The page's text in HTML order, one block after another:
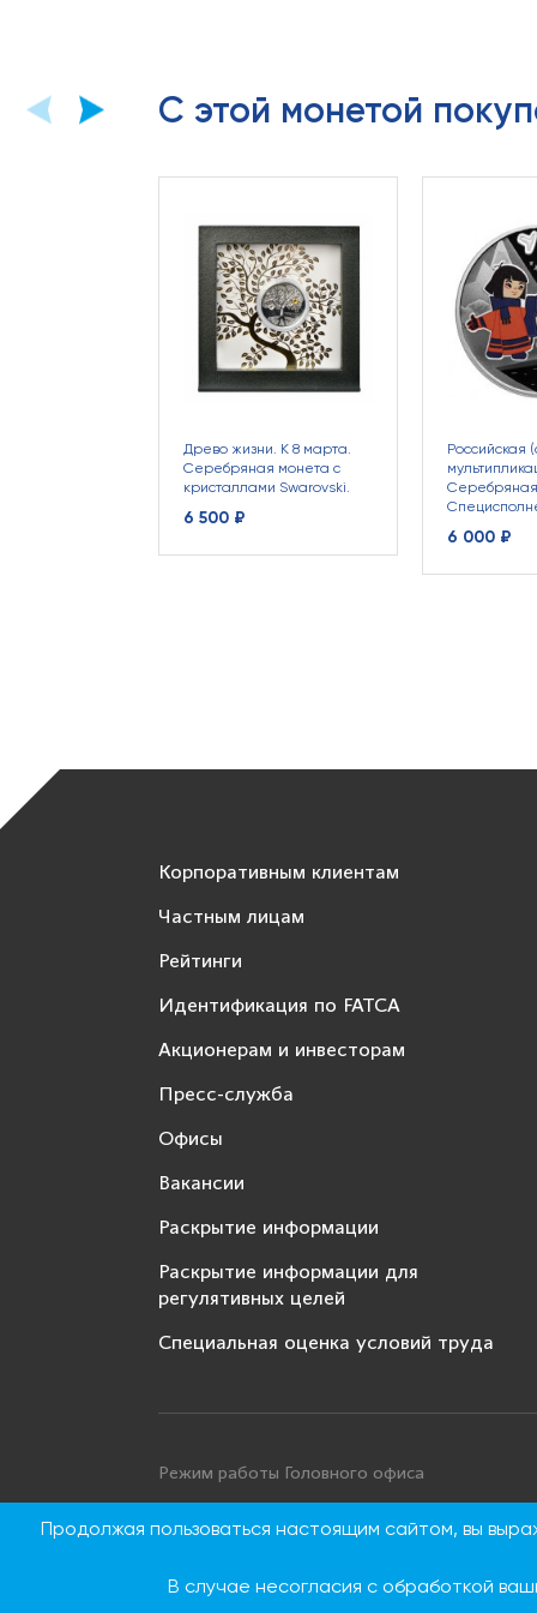
С этой монетой
Древо жизни. К 8 марта.
Серебряная монета с
кристаллами Swarovski.
6 500 ₽
Российская
6 000 ₽
Корпоративным клиентам
Частным лицам
Рейтинги
Идентификация по FATCA
Акционерам и инвесторам
Пресс-служба
Офисы
Вакансии
Раскрытие информации
Раскрытие информации для
регулятивных целей
Специальная оценка условий труда
Режим работы Головного офиса
Пятница: с 9:00 до 16:45
Продолжая пользоваться настоящим сайтом, вы
В случае несогласия с обработкой